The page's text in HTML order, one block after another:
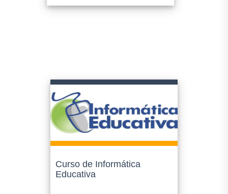
Curso de Informática
Educativa